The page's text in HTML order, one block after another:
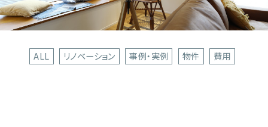
ALL リノベーション 事例・実例 物件 費用